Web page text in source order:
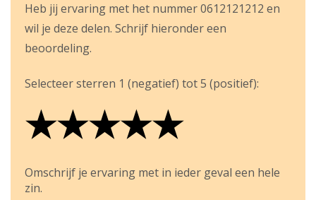
Heb jij ervaring met het nummer 0612121212 en
wil je deze delen. Schrijf hieronder een
beoordeling.
Selecteer sterren 1 (negatief) tot 5 (positief):
★
★★
★★★
★★★★
★★★★★
Omschrijf je ervaring met in ieder geval een hele
zin.